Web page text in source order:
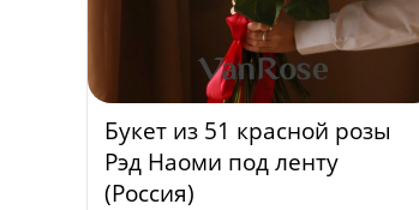
Букет из 51 красной розы
Рэд Наоми под ленту
(Россия)